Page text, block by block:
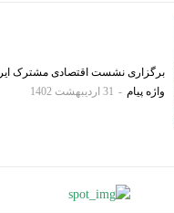
برگزاری نشست اقتصادی مشترک
واژه پیام - 31 اردیبهشت 1402